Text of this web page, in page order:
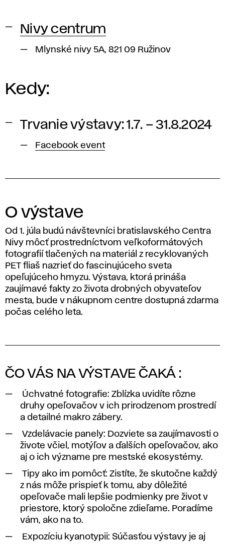
Nivy centrum
Mlynské nivy 5A, 821 09 Ružinov
Kedy:
Trvanie výstavy: 1.7. – 31.8.2024
Facebook event
O výstave
Od 1. júla budú návštevníci bratislavského Centra
Nivy môcť prostredníctvom veľkoformátových
fotografií tlačených na materiál z recyklovaných
PET fliaš nazrieť do fascinujúceho sveta
opeľujúceho hmyzu. Výstava, ktorá prináša
zaujímavé fakty zo života drobných obyvateľov
mesta, bude v nákupnom centre dostupná zdarma
počas celého leta.
ČO VÁS NA VÝSTAVE ČAKÁ :
Úchvatné fotografie: Zblízka uvidíte rôzne
druhy opeľovačov v ich prirodzenom prostredí
a detailné makro zábery.
Vzdelávacie panely: Dozviete sa zaujímavosti o
živote včiel, motýľov a ďalších opeľovačov, ako
aj o ich význame pre mestské ekosystémy.
Tipy ako im pomôcť: Zistíte, že skutočne každý
z nás môže prispieť k tomu, aby dôležité
opeľovače mali lepšie podmienky pre život v
priestore, ktorý spoločne zdieľame. Poradíme
vám, ako na to.
Expozíciu kyanotypii: Súčasťou výstavy je aj